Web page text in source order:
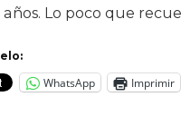
años. Lo poco que
WhatsApp Imprimir